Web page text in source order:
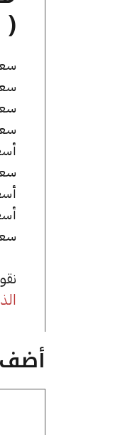
(
سعر
سعر عيار 21 وزن
سعر الذهب
سعر عيار 21 وزن
أسعار
سعر الذهب
أسعار
أسعار
سعر الذهب
نقوم في مصر 365